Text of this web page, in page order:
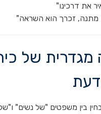
את דרכינו"
מתנה, זכרך הוא השראה"
של
בין משפטים "של נשים"